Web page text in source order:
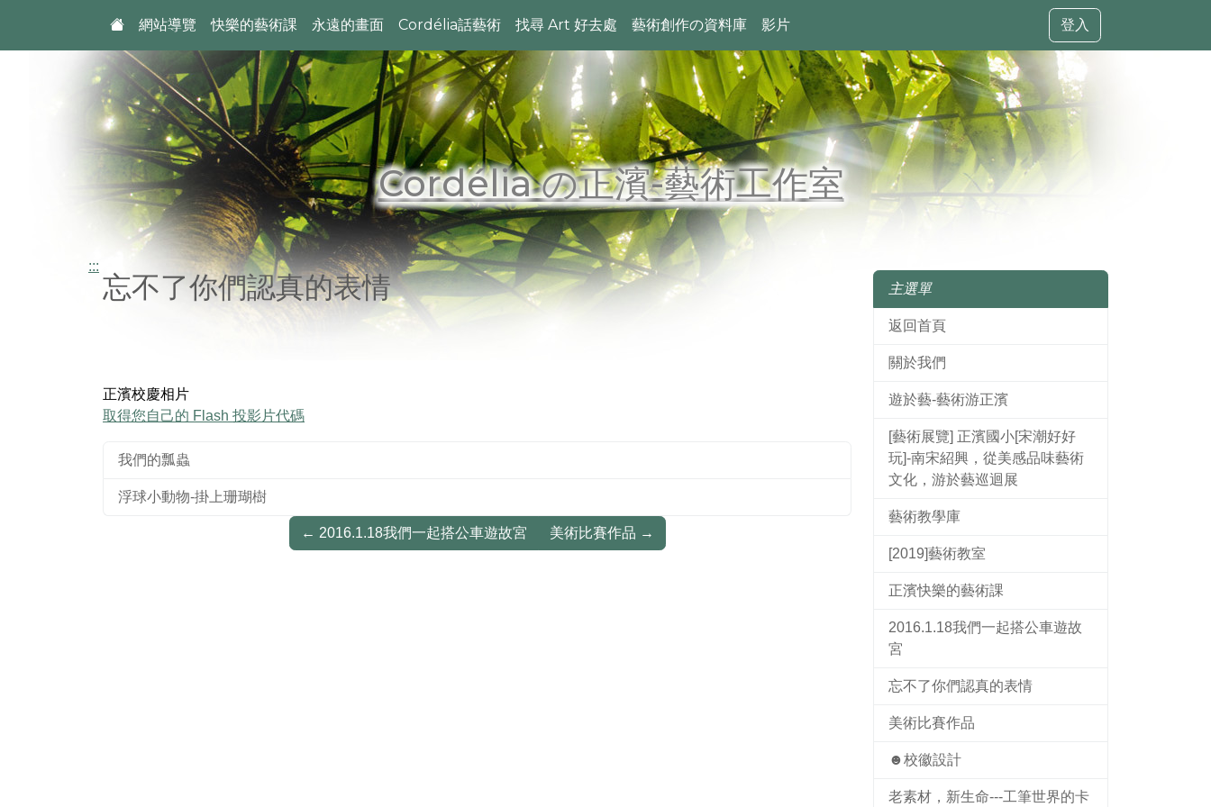
網站導覽 快樂的藝術課 永遠的畫面 Cordélia話藝術 找尋 Art 好去處 藝術創作の資料庫 影片 登入
Cordélia の正濱-藝術工作室
:::
忘不了你們認真的表情
正濱校慶相片
取得您自己的 Flash 投影片代碼
我們的瓢蟲
浮球小動物-掛上珊瑚樹
← 2016.1.18我們一起搭公車遊故宮 美術比賽作品 →
主選單
返回首頁
關於我們
遊於藝-藝術游正濱
[藝術展覽] 正濱國小[宋潮好好
玩]-南宋紹興，從美感品味藝術
文化，游於藝巡迴展
藝術教學庫
[2019]藝術教室
正濱快樂的藝術課
2016.1.18我們一起搭公車遊故
宮
忘不了你們認真的表情
美術比賽作品
☻校徽設計
老素材，新生命---工筆世界的卡